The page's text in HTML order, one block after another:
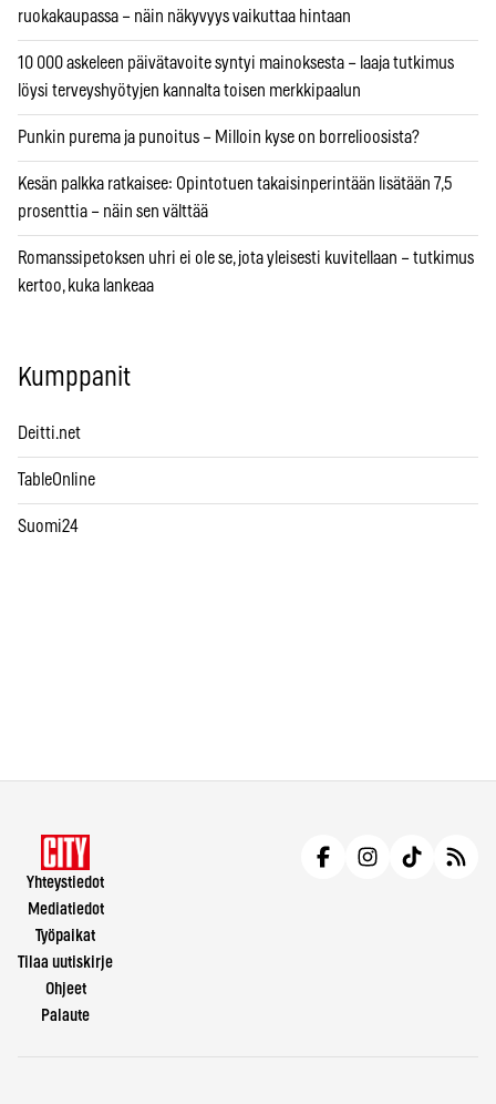
ruokakaupassa – näin näkyvyys vaikuttaa hintaan
10 000 askeleen päivätavoite syntyi mainoksesta – laaja tutkimus
löysi terveyshyötyjen kannalta toisen merkkipaalun
Punkin purema ja punoitus – Milloin kyse on borrelioosista?
Kesän palkka ratkaisee: Opintotuen takaisinperintään lisätään 7,5
prosenttia – näin sen välttää
Romanssipetoksen uhri ei ole se, jota yleisesti kuvitellaan – tutkimus
kertoo, kuka lankeaa
Kumppanit
Deitti.net
TableOnline
Suomi24
Yhteystiedot
Mediatiedot
Työpaikat
Tilaa uutiskirje
Ohjeet
Palaute